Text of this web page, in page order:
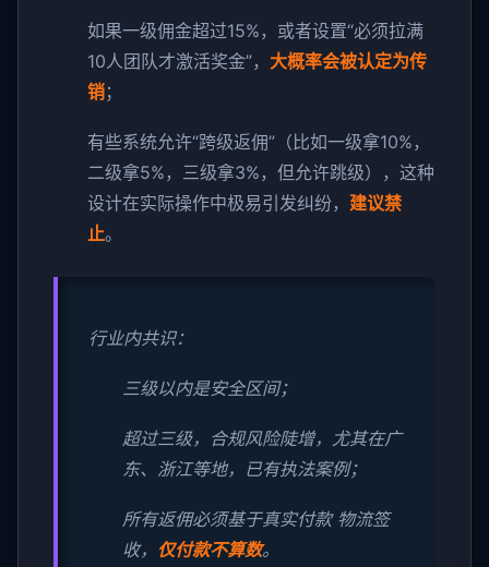
如果一级佣金超过15%，或者设置“必须拉满
10人团队才激活奖金”， 大概率会被认定为传
销；
有些系统允许“跨级返佣”（比如一级拿10%，
二级拿5%，三级拿3%，但允许跳级），这种
设计在实际操作中极易引发纠纷， 建议禁
止。
行业内共识：
三级以内是安全区间；
超过三级，合规风险陡增，尤其在广
东、浙江等地，已有执法案例；
所有返佣必须基于真实付款 物流签
收， 仅付款不算数。